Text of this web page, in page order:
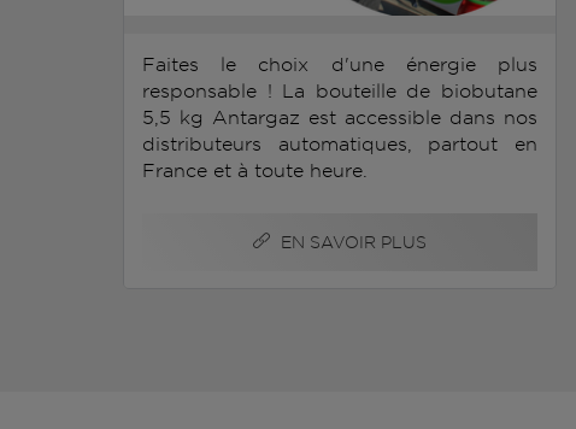
Faites le choix d'une énergie plus
responsable ! La bouteille de biobutane
5,5 kg Antargaz est accessible dans nos
distributeurs automatiques, partout en
France et à toute heure.
EN SAVOIR PLUS